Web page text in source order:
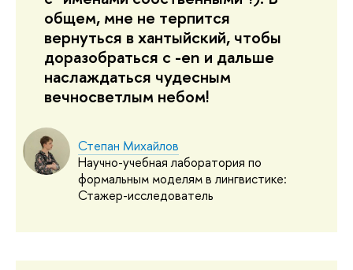
общем, мне не терпится
вернуться в хантыйский, чтобы
доразобраться с -en и дальше
наслаждаться чудесным
вечносветлым небом!
Степан Михайлов
Научно-учебная лаборатория по
формальным моделям в лингвистике:
Стажер-исследователь